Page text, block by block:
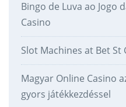
Bingo de Luva ao Jogo
Casino
Slot Machines at Bet St
Magyar Online Casino
gyors játékkezdéssel